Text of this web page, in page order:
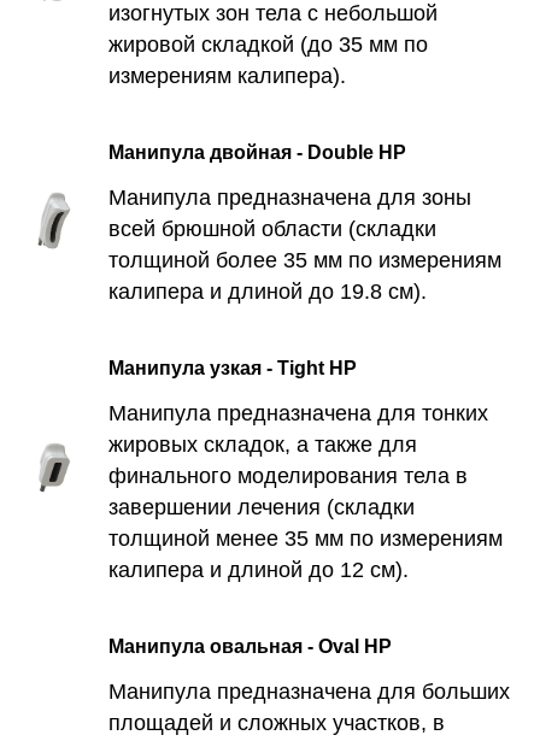
изогнутых зон тела с небольшой
жировой складкой (до 35 мм по
измерениям калипера).
Манипула двойная - Double HP
Манипула предназначена для зоны
всей брюшной области (складки
толщиной более 35 мм по измерениям
калипера и длиной до 19.8 см).
Манипула узкая - Tight HP
Манипула предназначена для тонких
жировых складок, а также для
финального моделирования тела в
завершении лечения (складки
толщиной менее 35 мм по измерениям
калипера и длиной до 12 см).
Манипула овальная - Oval HP
Манипула предназначена для больших
площадей и сложных участков, в
Аппаратная косметология
Микроигольчатый RF-лифтинг
Фотоомоложение BBL
Forever Young BBL
SMAS-лифтинг Ultherapy